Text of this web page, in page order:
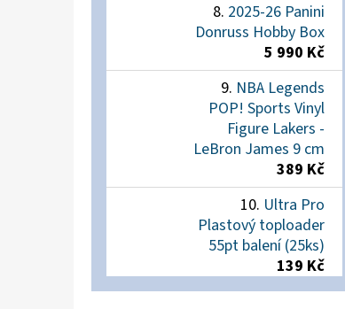
2025-26 Panini
Donruss Hobby Box
5 990 Kč
NBA Legends
POP! Sports Vinyl
Figure Lakers -
LeBron James 9 cm
389 Kč
Ultra Pro
Plastový toploader
55pt balení (25ks)
139 Kč